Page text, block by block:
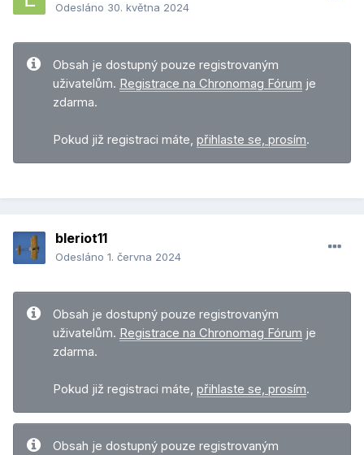
Odesláno 30. května 2024
Obsah je dostupný pouze registrovaným
uživatelům. Registrace na Chronomag Fórum je
zdarma.
Pokud již registraci máte, přihlaste se, prosím.
bleriot11
Odesláno 1. června 2024
Obsah je dostupný pouze registrovaným
uživatelům. Registrace na Chronomag Fórum je
zdarma.
Pokud již registraci máte, přihlaste se, prosím.
Obsah je dostupný pouze registrovaným